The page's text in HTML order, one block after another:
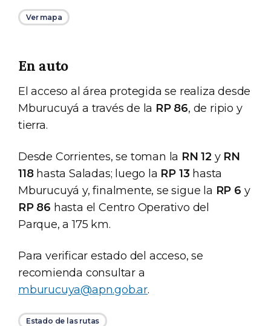
Ver mapa
En auto
El acceso al área protegida se realiza desde
Mburucuyá a través de la RP 86, de ripio y
tierra.
Desde Corrientes, se toman la RN 12 y RN
118hasta Saladas; luego la RP 13 hasta
Mburucuyá y, finalmente, se sigue la RP 6 y
RP 86 hasta el Centro Operativo del
Parque, a 175 km.
Para verificar estado del acceso, se
recomienda consultar a
mburucuya@apn.gob.ar.
Estado de las rutas